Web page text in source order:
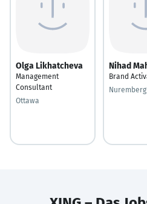
Olga Likhatcheva
Management
Consultant
Ottawa
Nihad
Brand
Nuremberg